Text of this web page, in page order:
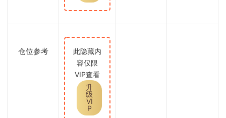
仓位参考
此隐藏内
容仅限
VIP查看
升
级
VI
P